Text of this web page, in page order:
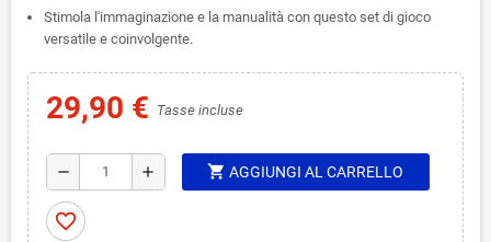
Stimola l'immaginazione e la manualità con questo set di gioco
versatile e coinvolgente.
29,90 € Tasse incluse
remove add shopping_cart AGGIUNGI AL CARRELLO
favorite_border